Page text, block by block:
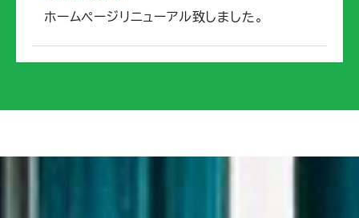
ホームページリニューアル致しました。